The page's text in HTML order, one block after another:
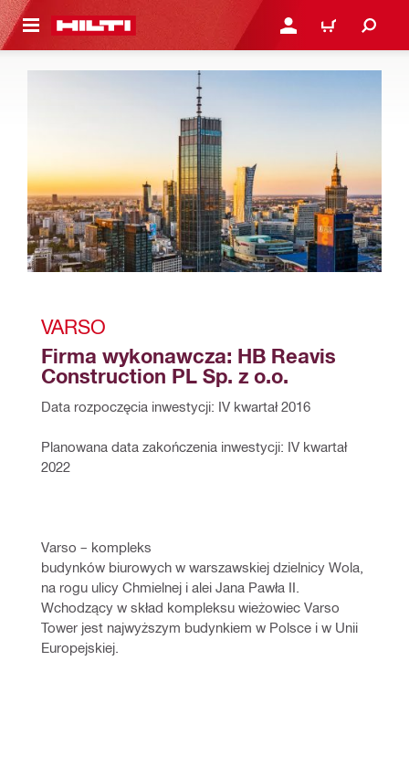
GŁÓWNEJ ZALOGUJ SIĘ LUB
KOSZYK
VARSO
Firma wykonawcza: HB Reavis
Construction PL Sp. z o.o.
Data rozpoczęcia inwestycji: IV kwartał 2016
Planowana data zakończenia inwestycji: IV kwartał
2022
Varso – kompleks
budynków biurowych w warszawskiej dzielnicy Wola,
na rogu ulicy Chmielnej i alei Jana Pawła II.
Wchodzący w skład kompleksu wieżowiec Varso
Tower jest najwyższym budynkiem w Polsce i w Unii
Europejskiej.